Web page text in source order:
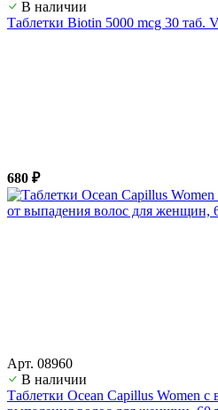
В наличии
Таблетки Biotin 5000 mcg 30 таб.
680 ₽
Арт. 08960
В наличии
Таблетки Ocean Capillus Women с